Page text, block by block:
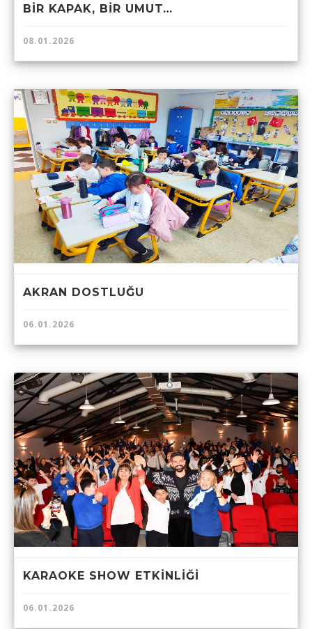
BİR KAPAK, BİR UMUT…
08.01.2026
AKRAN DOSTLUĞU
06.01.2026
KARAOKE SHOW ETKİNLİĞİ
06.01.2026